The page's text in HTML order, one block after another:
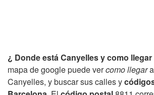
¿ Donde está Canyelles y como llegar
mapa de google puede vercomo llegar
Canyelles, y buscar sus calles y